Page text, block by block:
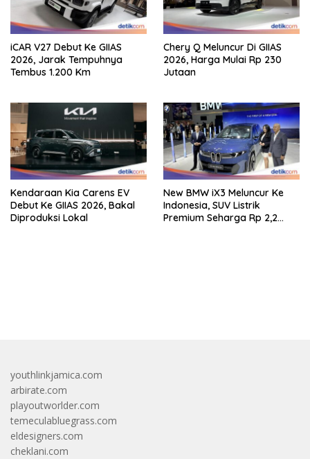
iCAR V27 Debut Ke GIIAS
2026, Jarak Tempuhnya
Tembus 1.200 Km
Chery Q Meluncur Di GIIAS
2026, Harga Mulai Rp 230
Jutaan
Kendaraan Kia Carens EV
Debut Ke GIIAS 2026, Bakal
Diproduksi Lokal
New BMW iX3 Meluncur Ke
Indonesia, SUV Listrik
Premium Seharga Rp 2,2
youthlinkjamica.com
arbirate.com
playoutworlder.com
temeculabluegrass.com
eldesigners.com
cheklani.com